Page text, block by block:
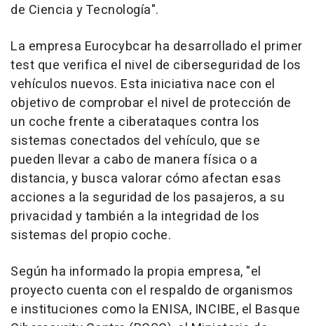
de Ciencia y Tecnología".
La empresa Eurocybcar ha desarrollado el primer
test que verifica el nivel de ciberseguridad de los
vehículos nuevos. Esta iniciativa nace con el
objetivo de comprobar el nivel de protección de
un coche frente a ciberataques contra los
sistemas conectados del vehículo, que se
pueden llevar a cabo de manera física o a
distancia, y busca valorar cómo afectan esas
acciones a la seguridad de los pasajeros, a su
privacidad y también a la integridad de los
sistemas del propio coche.
Según ha informado la propia empresa, "el
proyecto cuenta con el respaldo de organismos
e instituciones como la ENISA, INCIBE, el Basque